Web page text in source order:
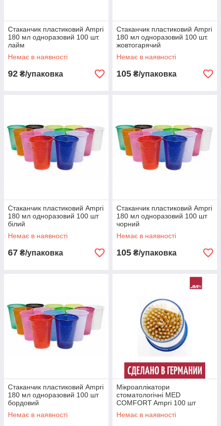
Стаканчик пластиковий Ampri
180 мл одноразовий 100 шт.
лайм
Немає в наявності
92 ₴/упаковка
Стаканчик пластиковий Ampri
180 мл одноразовий 100 шт.
жовтогарячий
Немає в наявності
105 ₴/упаковка
Стаканчик пластиковий Ampri
180 мл одноразовий 100 шт
білий
Немає в наявності
67 ₴/упаковка
Стаканчик пластиковий Ampri
180 мл одноразовий 100 шт
чорний
Немає в наявності
105 ₴/упаковка
Стаканчик пластиковий Ampri
180 мл одноразовий 100 шт
бордовий
Немає в наявності
Мікроаплікатори
стоматологічні MED
COMFORT Ampri 100 шт
пластикові тонкі жовті
Немає в наявності